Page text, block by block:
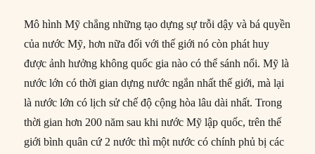
Mô hình Mỹ chẳng những tạo dựng sự trỗi dậy và bá quyền
của nước Mỹ, hơn nữa đối với thế giới nó còn phát huy
được ảnh hưởng không quốc gia nào có thể sánh nổi. Mỹ là
nước lớn có thời gian dựng nước ngắn nhất thế giới, mà lại
là nước lớn có lịch sử chế độ cộng hòa lâu dài nhất. Trong
thời gian hơn 200 năm sau khi nước Mỹ lập quốc, trên thế
giới bình quân cứ 2 nước thì một nước có chính phủ bị các